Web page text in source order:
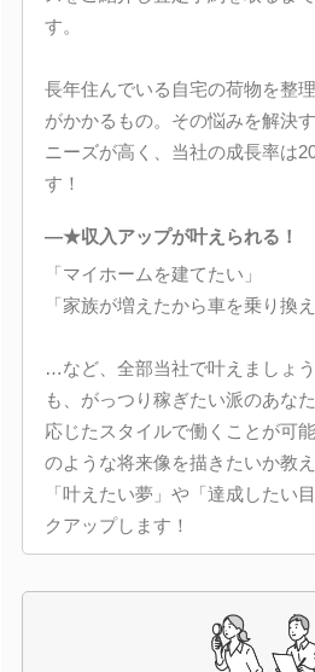
す。
長年住んでいる自宅の荷物を整
がかかるもの。その悩みを解決
ニーズが高く、当社の成長率は
す！
―★収入アップが叶えられる！
「マイホームを建てたい」
「家族が増えたから車を乗り換え
…など、全部当社で叶えましょ
も、がっつり稼ぎたい派のあな
応じたスタイルで働くことが可
のような将来像を描きたいか教
「叶えたい夢」や「達成したい
クアップします！